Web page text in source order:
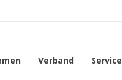
Verband Service